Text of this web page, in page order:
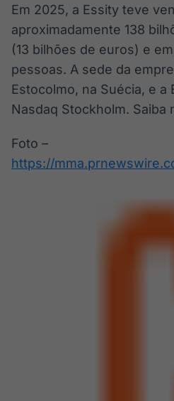
Em 2025, a Essity teve
aproximadamente 138
(13 bilhões de euros) e
pessoas. A sede da
Estocolmo, na Suécia, e a
Nasdaq Stockholm. Saiba
Foto –
https://